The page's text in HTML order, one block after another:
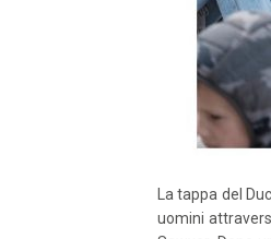
La tappa del
uomini